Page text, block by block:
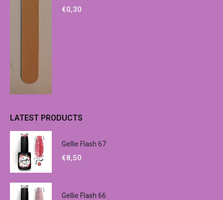
€0,30
LATEST PRODUCTS
Gellie Flash 67
€8,50
Gellie Flash 66